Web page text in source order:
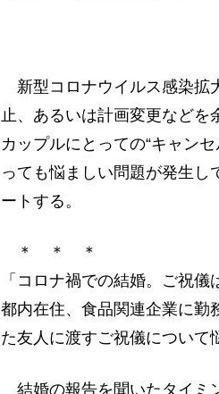
新型コロナウイルス感染拡
止、あるいは計画変更などを
カップルにとっての“キャン
っても悩ましい問題が発生し
ートする。
＊ ＊ ＊
「コロナ禍での結婚。ご祝
都内在住、食品関連企業に勤
た友人に渡すご祝儀について
結婚の報告を聞いたタイミ